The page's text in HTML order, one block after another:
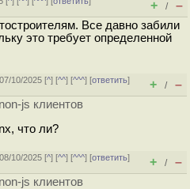
+ / –
Все давно забили
это требует определенной
10/2025 [^] [^^] [^^^] [ответить]
+ / –
js клиентов
что ли?
10/2025 [^] [^^] [^^^] [ответить]
+ / –
js клиентов